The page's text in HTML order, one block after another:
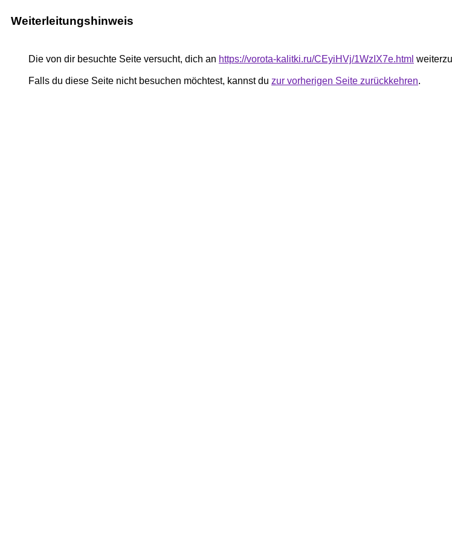
Weiterleitungshinweis
Die von dir besuchte Seite versucht, dich an https://vorota-kalitki.ru/CEyiHVj/1WzIX7e.html
Falls du diese Seite nicht besuchen möchtest, kannst du zur vorherigen Seite zurückkehren.